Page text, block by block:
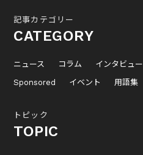
記事カテゴリー
CATEGORY
ニュース コラム インタビュー
Sponsored
イベント 用語集
トピック
TOPIC